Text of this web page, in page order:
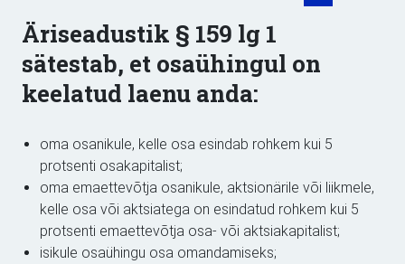
Äriseadustik § 159 lg 1
sätestab, et osaühingul on
keelatud laenu anda:
oma osanikule, kelle osa esindab rohkem kui 5
protsenti osakapitalist;
oma emaettevõtja osanikule, aktsionärile või liikmele,
kelle osa või aktsiatega on esindatud rohkem kui 5
protsenti emaettevõtja osa- või aktsiakapitalist;
isikule osaühingu osa omandamiseks;